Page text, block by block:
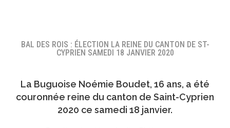
BAL DES ROIS : ÉLECTION LA REINE DU CANTON DE ST-
CYPRIEN SAMEDI 18 JANVIER 2020
La Buguoise Noémie Boudet, 16 ans, a été
couronnée reine du canton de Saint-Cyprien
2020 ce samedi 18 janvier.